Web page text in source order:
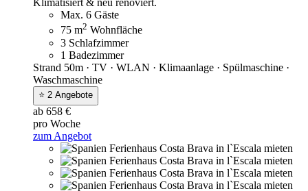
Klimatisiert & neu renoviert.
Max. 6 Gäste
75 m2 Wohnfläche
3 Schlafzimmer
1 Badezimmer
Strand 50m · TV · WLAN · Klimaanlage · Spülmaschine ·
Waschmaschine
⭐ 2 Angebote
ab 658 €
pro Woche
zum Angebot